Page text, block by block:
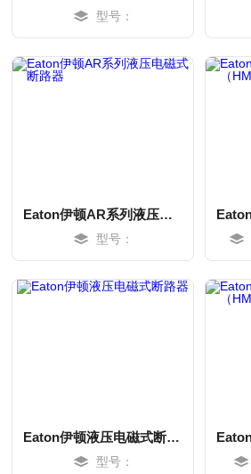
型号：
Eaton伊顿AR系列液压电磁式断路器
型号：
Eaton伊顿液压电磁式断路器
型号：